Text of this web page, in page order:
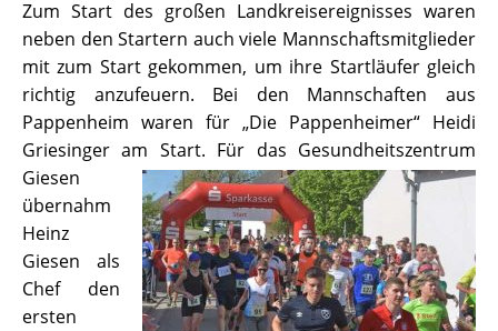
Zum Start des großen Landkreisereignisses waren
neben den Startern auch viele Mannschaftsmitglieder
mit zum Start gekommen, um ihre Startläufer gleich
richtig anzufeuern. Bei den Mannschaften aus
Pappenheim waren für „Die Pappenheimer“ Heidi
Griesinger am Start. Für das Gesundheitszentrum
Giesen
übernahm
Heinz
Giesen als
Chef den
ersten